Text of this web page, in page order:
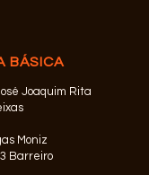
BÁSICA
Joaquim Rita
Moniz
Barreiro